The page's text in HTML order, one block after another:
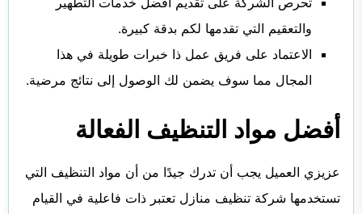
والتعقيم التي تقدمها لكم بدقة كبيرة.
الاعتماد على فريق عمل ذا خبرات طويلة في هذا
المجال مما سوف يضمن لك الوصول إلى نتائج مرضية.
أفضل مواد التنظيف الفعالة
عزيزي العميل يجب أن تدرك جيدًا من أن مواد التنظيف التي
تستخدمها شركة تنظيف منازل تعتبر ذات فاعلية في القيام